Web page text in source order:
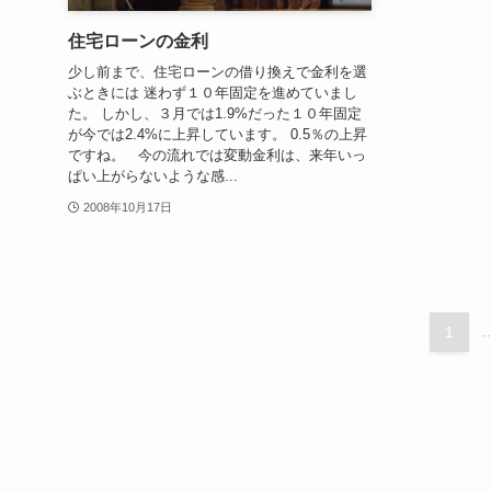
住宅ローンの金利
少し前まで、住宅ローンの借り換えで金利を選
ぶときには 迷わず１０年固定を進めていまし
た。 しかし、３月では1.9%だった１０年固定
が今では2.4%に上昇しています。 0.5％の上昇
ですね。 今の流れでは変動金利は、来年いっ
ぱい上がらないような感...
2008年10月17日
1